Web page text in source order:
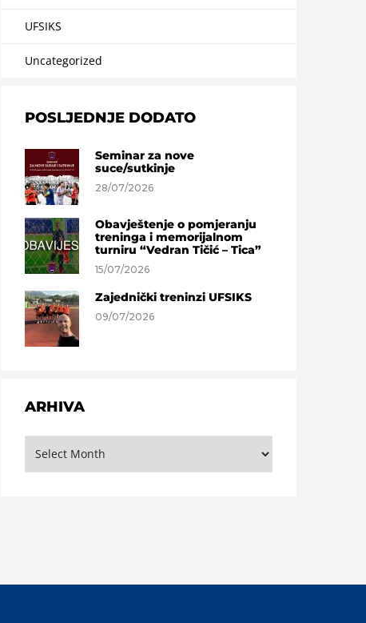
UFSIKS
Uncategorized
POSLJEDNJE DODATO
Seminar za nove
suce/sutkinje
28/07/2026
Obavještenje o pomjeranju
treninga i memorijalnom
turniru “Vedran Tičić – Tica”
15/07/2026
Zajednički treninzi UFSIKS
09/07/2026
ARHIVA